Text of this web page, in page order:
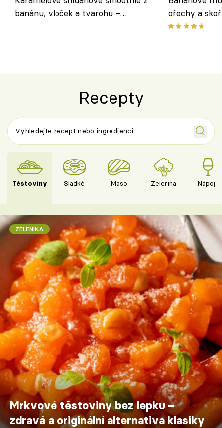
banánu, vloček a tvarohu –
ořechy a
Recepty
Těstoviny Sladké Maso Zelenina Nápoje
ZELENINA
Mrkvové těstoviny bez lepku –
zdravá a originální alternativa klasiky